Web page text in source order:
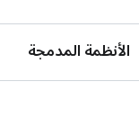
الأنظمة المدمجة